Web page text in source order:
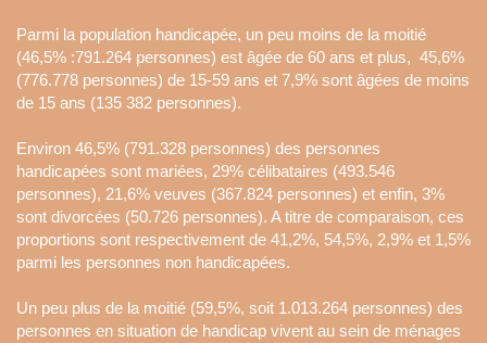
Parmi la population handicapée, un peu moins de la moitié
(46,5% :791.264 personnes) est âgée de 60 ans et plus, 45,6%
(776.778 personnes) de 15-59 ans et 7,9% sont âgées de moins
de 15 ans (135 382 personnes).
Environ 46,5% (791.328 personnes) des personnes
handicapées sont mariées, 29% célibataires (493.546
personnes), 21,6% veuves (367.824 personnes) et enfin, 3%
sont divorcées (50.726 personnes). A titre de comparaison, ces
proportions sont respectivement de 41,2%, 54,5%, 2,9% et 1,5%
parmi les personnes non handicapées.
Un peu plus de la moitié (59,5%, soit 1.013.264 personnes) des
personnes en situation de handicap vivent au sein de ménages